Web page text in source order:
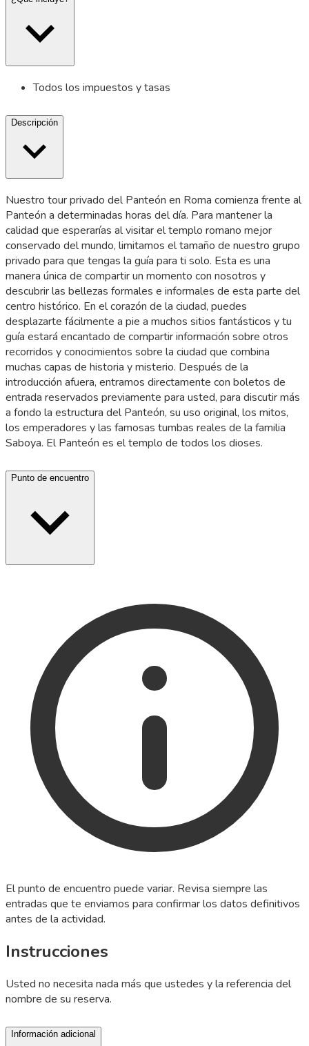
Todos los impuestos y tasas
Descripción
Nuestro tour privado del Panteón en Roma comienza frente al
Panteón a determinadas horas del día. Para mantener la
calidad que esperarías al visitar el templo romano mejor
conservado del mundo, limitamos el tamaño de nuestro grupo
privado para que tengas la guía para ti solo. Esta es una
manera única de compartir un momento con nosotros y
descubrir las bellezas formales e informales de esta parte del
centro histórico. En el corazón de la ciudad, puedes
desplazarte fácilmente a pie a muchos sitios fantásticos y tu
guía estará encantado de compartir información sobre otros
recorridos y conocimientos sobre la ciudad que combina
muchas capas de historia y misterio. Después de la
introducción afuera, entramos directamente con boletos de
entrada reservados previamente para usted, para discutir más
a fondo la estructura del Panteón, su uso original, los mitos,
los emperadores y las famosas tumbas reales de la familia
Saboya. El Panteón es el templo de todos los dioses.
Punto de encuentro
El punto de encuentro puede variar. Revisa siempre las
entradas que te enviamos para confirmar los datos definitivos
antes de la actividad.
Instrucciones
Usted no necesita nada más que ustedes y la referencia del
nombre de su reserva.
Información adicional